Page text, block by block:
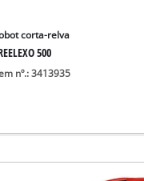
corta-relva
500
nº.: 3413935